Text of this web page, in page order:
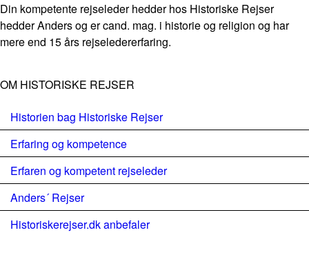
Din kompetente rejseleder hedder hos Historiske Rejser
hedder Anders og er cand. mag. i historie og religion og har
mere end 15 års rejseledererfaring.
OM HISTORISKE REJSER
Historien bag Historiske Rejser
Erfaring og kompetence
Erfaren og kompetent rejseleder
Anders´ Rejser
Historiskerejser.dk anbefaler